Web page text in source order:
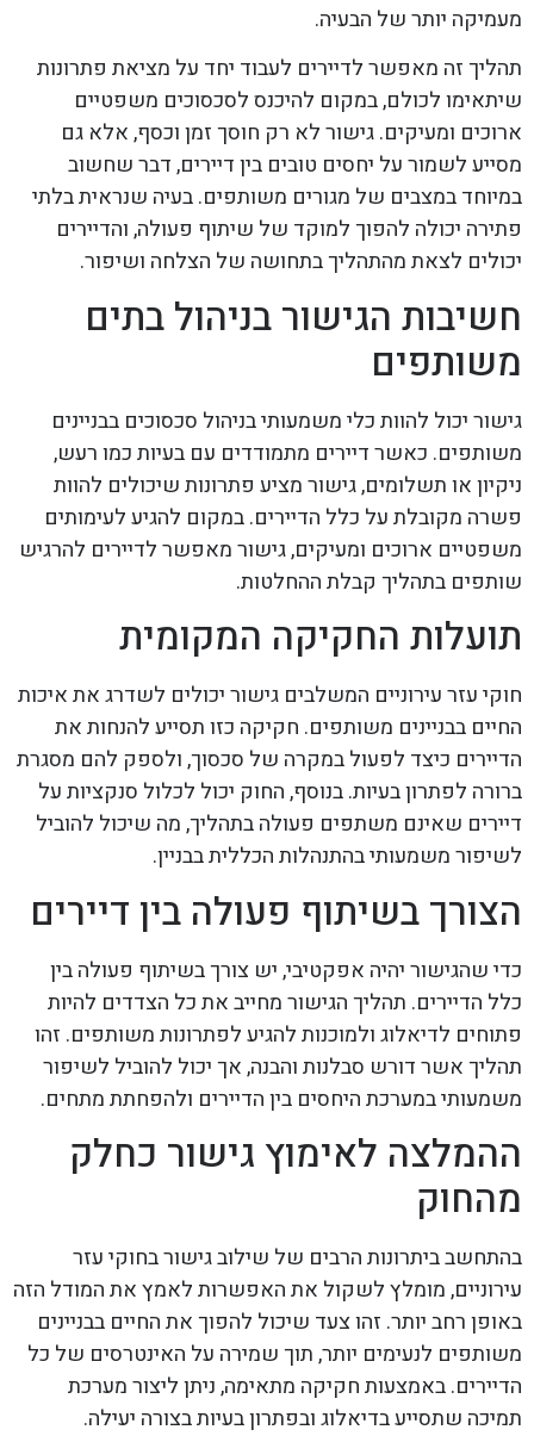
מעמיקה יותר של הבעיה.
תהליך זה מאפשר לדיירים לעבוד יחד על מציאת פתרונות
שיתאימו לכולם, במקום להיכנס לסכסוכים משפטיים
ארוכים ומעיקים. גישור לא רק חוסך זמן וכסף, אלא גם
מסייע לשמור על יחסים טובים בין דיירים, דבר שחשוב
במיוחד במצבים של מגורים משותפים. בעיה שנראית בלתי
פתירה יכולה להפוך למוקד של שיתוף פעולה, והדיירים
יכולים לצאת מהתהליך בתחושה של הצלחה ושיפור.
חשיבות הגישור בניהול בתים
משותפים
גישור יכול להוות כלי משמעותי בניהול סכסוכים בבניינים
משותפים. כאשר דיירים מתמודדים עם בעיות כמו רעש,
ניקיון או תשלומים, גישור מציע פתרונות שיכולים להוות
פשרה מקובלת על כלל הדיירים. במקום להגיע לעימותים
משפטיים ארוכים ומעיקים, גישור מאפשר לדיירים להרגיש
שותפים בתהליך קבלת ההחלטות.
תועלות החקיקה המקומית
חוקי עזר עירוניים המשלבים גישור יכולים לשדרג את איכות
החיים בבניינים משותפים. חקיקה כזו תסייע להנחות את
הדיירים כיצד לפעול במקרה של סכסוך, ולספק להם מסגרת
ברורה לפתרון בעיות. בנוסף, החוק יכול לכלול סנקציות על
דיירים שאינם משתפים פעולה בתהליך, מה שיכול להוביל
לשיפור משמעותי בהתנהלות הכללית בבניין.
הצורך בשיתוף פעולה בין דיירים
כדי שהגישור יהיה אפקטיבי, יש צורך בשיתוף פעולה בין
כלל הדיירים. תהליך הגישור מחייב את כל הצדדים להיות
פתוחים לדיאלוג ולמוכנות להגיע לפתרונות משותפים. זהו
תהליך אשר דורש סבלנות והבנה, אך יכול להוביל לשיפור
משמעותי במערכת היחסים בין הדיירים ולהפחתת מתחים.
ההמלצה לאימוץ גישור כחלק
מהחוק
בהתחשב ביתרונות הרבים של שילוב גישור בחוקי עזר
עירוניים, מומלץ לשקול את האפשרות לאמץ את המודל הזה
באופן רחב יותר. זהו צעד שיכול להפוך את החיים בבניינים
משותפים לנעימים יותר, תוך שמירה על האינטרסים של כל
הדיירים. באמצעות חקיקה מתאימה, ניתן ליצור מערכת
תמיכה שתסייע בדיאלוג ובפתרון בעיות בצורה יעילה.